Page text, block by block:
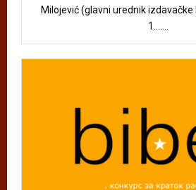
Milojević (glavni urednik izdavačke
1.......